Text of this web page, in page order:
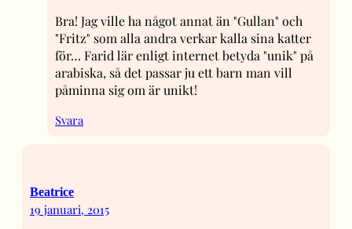
Bra! Jag ville ha något annat än "Gullan" och
"Fritz" som alla andra verkar kalla sina katter
för… Farid lär enligt internet betyda "unik" på
arabiska, så det passar ju ett barn man vill
påminna sig om är unikt!
Svara
Beatrice
19 januari, 2015